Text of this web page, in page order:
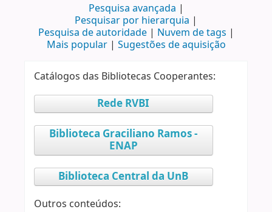
Pesquisa avançada
Pesquisar por hierarquia
Pesquisa de autoridade
Nuvem de tags
Mais popular
Sugestões de aquisição
Catálogos das Bibliotecas Cooperantes:
Rede RVBI
Biblioteca Graciliano Ramos -
ENAP
Biblioteca Central da UnB
Outros conteúdos: